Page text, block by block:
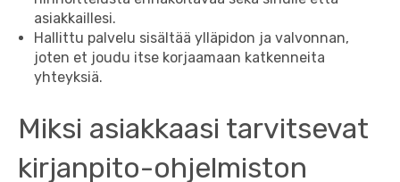
asiakkaillesi.
Hallittu palvelu sisältää ylläpidon ja valvonnan,
joten et joudu itse korjaamaan katkenneita
yhteyksiä.
Miksi asiakkaasi tarvitsevat
kirjanpito-ohjelmiston